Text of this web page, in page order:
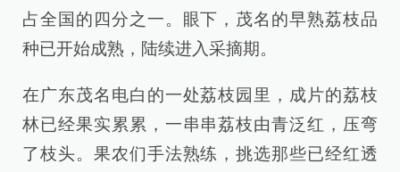
占全国的四分之一。眼下，茂名的早熟荔枝品
种已开始成熟，陆续进入采摘期。
在广东茂名电白的一处荔枝园里，成片的荔枝
林已经果实累累，一串串荔枝由青泛红，压弯
了枝头。果农们手法熟练，挑选那些已经红透